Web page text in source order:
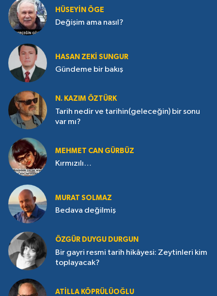
HÜSEYIN ÖGE
Değişim ama nasıl?
HASAN ZEKI SUNGUR
Gündeme bir bakış
N. KAZIM ÖZTÜRK
Tarih nedir ve tarihin(geleceğin) bir sonu
var mı?
MEHMET CAN GÜRBÜZ
Kırmızılı…
MURAT SOLMAZ
Bedava değilmiş
ÖZGÜR DUYGU DURGUN
Bir gayri resmi tarih hikâyesi: Zeytinleri kim
toplayacak?
ATILLA KÖPRÜLÜOĞLU